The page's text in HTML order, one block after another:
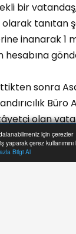
için çerezler
yaparak çerez
Bilgi Al
bir
tanıtan
inanarak 1
hesabına
sonra
Büro
olan
başlatıldı.
Haber Ara